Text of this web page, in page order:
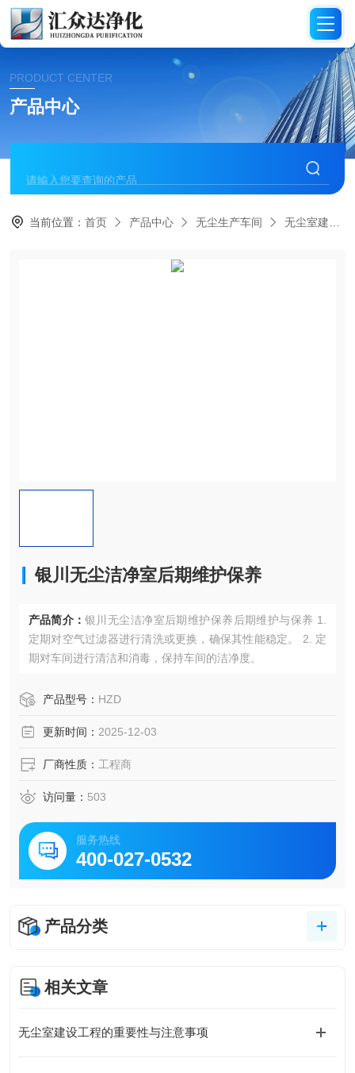
PRODUCT CENTER
产品中心
当前位置：首页 产品中心 无尘生产车间 无尘室建设工程
银川无尘洁净室后期维护保养
产品简介： 银川无尘洁净室后期维护保养后期维护与保养 1.
定期对空气过滤器进行清洗或更换，确保其性能稳定。 2. 定
期对车间进行清洁和消毒，保持车间的洁净度。
产品型号： HZD
更新时间： 2025-12-03
厂商性质： 工程商
访问量： 503
服务热线
400-027-0532
产品分类
相关文章
无尘室建设工程的重要性与注意事项